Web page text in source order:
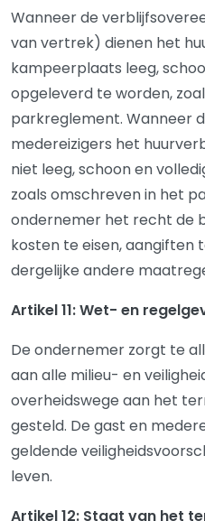
Wanneer de
van vertrek) dienen het
kampeerplaats leeg,
opgeleverd te worden,
parkreglement. Wanneer
medereizigers het
niet leeg, schoon en
zoals omschreven in het
ondernemer het recht de
kosten te eisen, aangiften
dergelijke andere
Artikel 11: Wet- en
De ondernemer zorgt te
aan alle milieu- en
overheidswege aan het
gesteld. De gast en
geldende
leven.
Artikel 12: Staat van het